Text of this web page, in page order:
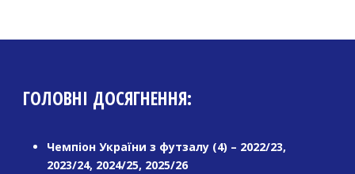
ГОЛОВНІ ДОСЯГНЕННЯ:
Чемпіон України з футзалу (4) – 2022/23,
2023/24, 2024/25, 2025/26